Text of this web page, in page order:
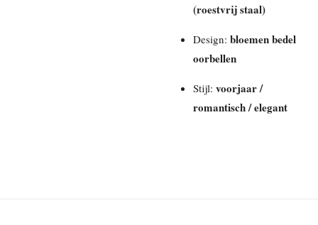
(roestvrij staal)
Design: bloemen bedel
oorbellen
Stijl: voorjaar /
romantisch / elegant